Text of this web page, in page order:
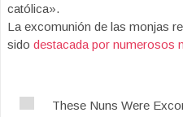
católica».
La excomunión de las monjas
sido destacada por numerosos
These Nuns Were